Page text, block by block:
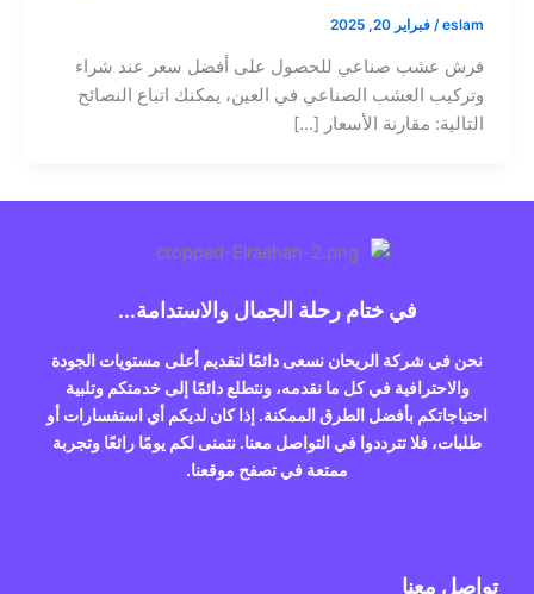
eslam
/ فبراير 20, 2025
فرش عشب صناعي للحصول على أفضل سعر عند شراء
وتركيب العشب الصناعي في العين، يمكنك اتباع النصائح
التالية: مقارنة الأسعار […]
في ختام رحلة الجمال والاستدامة...
نحن في شركة الريحان نسعى دائمًا لتقديم أعلى مستويات الجودة
والاحترافية في كل ما نقدمه، ونتطلع دائمًا إلى خدمتكم وتلبية
احتياجاتكم بأفضل الطرق الممكنة. إذا كان لديكم أي استفسارات أو
طلبات، فلا تترددوا في التواصل معنا. نتمنى لكم يومًا رائعًا وتجربة
ممتعة في تصفح موقعنا.
تواصل معنا